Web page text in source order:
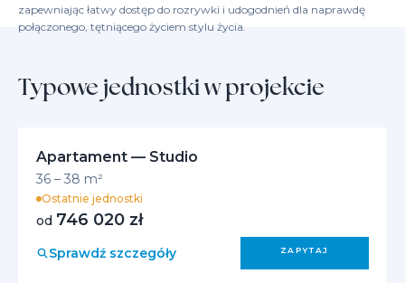
zapewniając łatwy dostęp do rozrywki i udogodnień dla naprawdę
połączonego, tętniącego życiem stylu życia.
Typowe jednostki w projekcie
Apartament — Studio
36 – 38 m²
Ostatnie jednostki
od 746 020 zł
Sprawdź szczegóły ZAPYTAJ